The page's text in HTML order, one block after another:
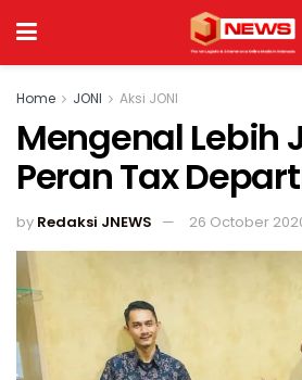
Home JONI Aksi JONI
Mengenal Lebih
Peran Tax
by Redaksi JNEWS 26 October